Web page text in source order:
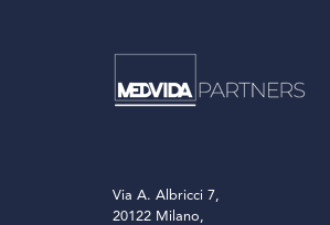
Via A. Albricci 7,
20122 Milano,